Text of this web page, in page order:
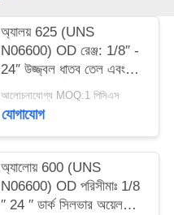
অ্যালয় 625 (UNS
N06600) OD রেঞ্জ: 1/8″ -
24″ উজ্জ্বল ধাতব তেল এবং
গ্যাসের প্রসার্য শক্তি: 550 –
900 MPa
আলোচনাযোগ্য MOQ:1 পিসিএস
যোগাযোগ
অ্যালোয় 600 (UNS
N06600) OD পরিসীমাঃ 1/8
′′ 24 ′′ ডার্ক সিলভার অয়েল